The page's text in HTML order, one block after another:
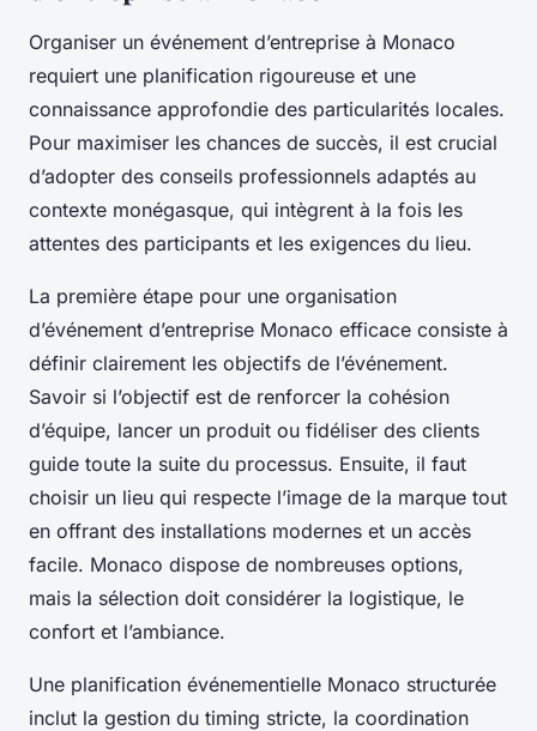
Organiser un événement d’entreprise à Monaco
requiert une planification rigoureuse et une
connaissance approfondie des particularités locales.
Pour maximiser les chances de succès, il est crucial
d’adopter des conseils professionnels adaptés au
contexte monégasque, qui intègrent à la fois les
attentes des participants et les exigences du lieu.
La première étape pour une organisation
d’événement d’entreprise Monaco efficace consiste à
définir clairement les objectifs de l’événement.
Savoir si l’objectif est de renforcer la cohésion
d’équipe, lancer un produit ou fidéliser des clients
guide toute la suite du processus. Ensuite, il faut
choisir un lieu qui respecte l’image de la marque tout
en offrant des installations modernes et un accès
facile. Monaco dispose de nombreuses options,
mais la sélection doit considérer la logistique, le
confort et l’ambiance.
Une planification événementielle Monaco structurée
inclut la gestion du timing stricte, la coordination